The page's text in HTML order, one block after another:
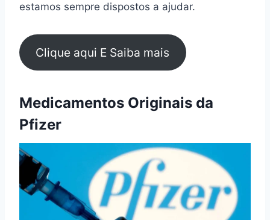
estamos sempre dispostos a ajudar.
Clique aqui E Saiba mais
Medicamentos Originais da
Pfizer